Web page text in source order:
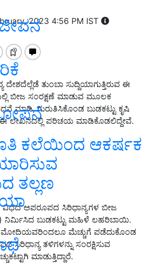
2023 4:56 PM IST
ದೇಶದೆಲ್ಲೆಡೆ ತುಂಬಾ ಸುದ್ದಿಯಾಗುತ್ತಿರುವ ಈ
ಬೀಜ ಸಂರಕ್ಷಣೆ ಮಾಡುವ ಮೂಲಕ
ಮಾಡಿ, ಗುರುತಿಸಿಕೊಂಡ ಬುಡಕಟ್ಟು ಕೃಷಿ
ಲೇಖನದಲ್ಲಿ ಪರಿಚಯ ಮಾಡಿಕೊಡಲಿದ್ದೇವೆ.
ಕಲೆಯಿಂದ ಆಕರ್ಷಕ
ತಲ್ಲಣ
ಅಪರೂಪದ ಸಿರಿಧಾನ್ಯಗಳ ಬೀಜ
ನಿರ್ಮಿಸಿದ ಬುಡಕಟ್ಟು ಮಹಿಳೆ ಲಹರಿಬಾಯಿ.
ಮೋದಿಯವರಿಂದಲೂ ಮೆಚ್ಚುಗೆ ಪಡೆದುಕೊಂಡ
ತಳಿಗಳನ್ನು ಸಂರಕ್ಷಿಸುವ
ಮಾಡುತ್ತಿದ್ದಾರೆ.